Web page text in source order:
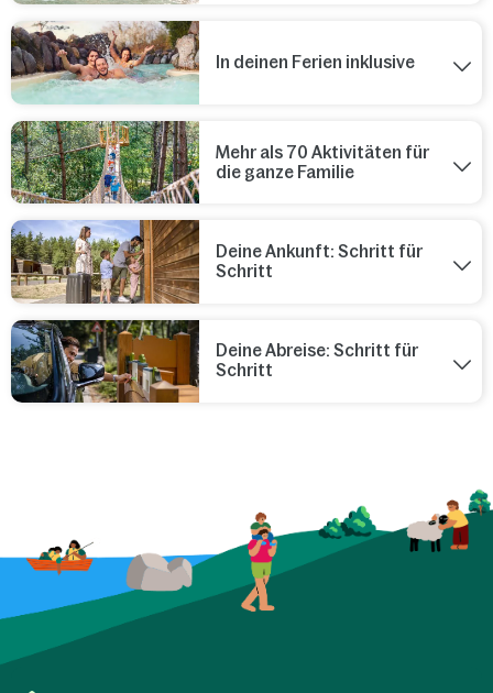
In deinen Ferien inklusive
Mehr als 70 Aktivitäten für
die ganze Familie
Deine Ankunft: Schritt für
Schritt
Deine Abreise: Schritt für
Schritt